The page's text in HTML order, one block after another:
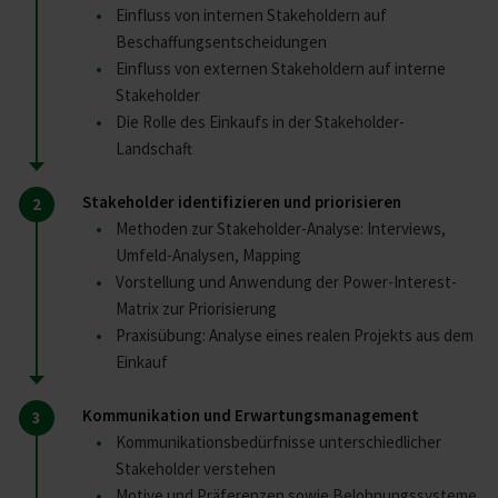
Einfluss von internen Stakeholdern auf
Beschaffungsentscheidungen
Einfluss von externen Stakeholdern auf interne
Stakeholder
Die Rolle des Einkaufs in der Stakeholder-
Landschaft
Stakeholder identifizieren und priorisieren
Methoden zur Stakeholder-Analyse: Interviews,
Umfeld-Analysen, Mapping
Vorstellung und Anwendung der Power-Interest-
Matrix zur Priorisierung
Praxisübung: Analyse eines realen Projekts aus dem
Einkauf
Kommunikation und Erwartungsmanagement
Kommunikationsbedürfnisse unterschiedlicher
Stakeholder verstehen